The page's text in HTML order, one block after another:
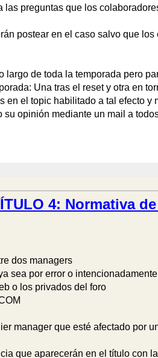
preguntas que los
postear en el caso salvo que
de toda la temporada pero
Una tras el reset y otra en
el topic habilitado a tal efecto
opinión mediante un mail a
4: Normativa
dos managers
sea por error o
o los privados del foro
manager que esté afectado por
que aparecerán en el título con